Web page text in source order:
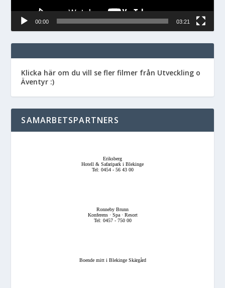
00:00 03:21
Klicka här om du vill se fler filmer från Utveckling o
Äventyr :)
SAMARBETSPARTNERS
Eriksberg
Hotell & Safaripark i Blekinge
Tel: 0454 - 56 43 00
Ronneby Brunn
Konferens · Spa · Resort
Tel: 0457 - 750 00
Boende mitt i Blekinge Skärgård